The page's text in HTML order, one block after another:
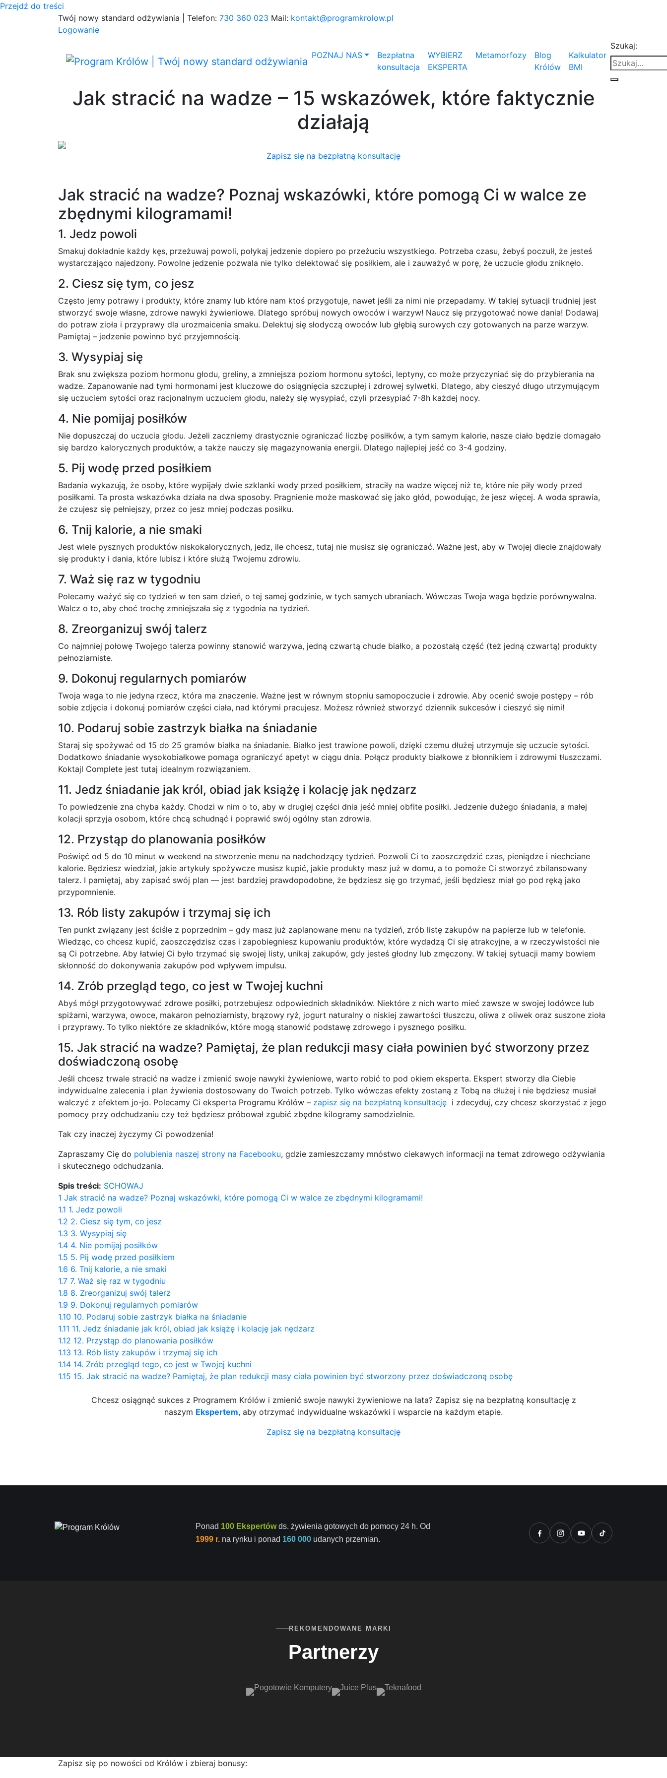
Przejdź do treści
Twój nowy standard odżywiania | Telefon: 730 360 023 Mail: kontakt@programkrolow.pl
Logowanie
POZNAJ NAS
Bezpłatna
konsultacja
WYBIERZ
EKSPERTA
Metamorfozy
Blog
Królów
Kalkulator
BMI
Szukaj:
Jak stracić na wadze – 15 wskazówek, które faktycznie
działają
Zapisz się na bezpłatną konsultację
Jak stracić na wadze? Poznaj wskazówki, które pomogą Ci w walce ze
zbędnymi kilogramami!
1. Jedz powoli
Smakuj dokładnie każdy kęs, przeżuwaj powoli, połykaj jedzenie dopiero po przeżuciu wszystkiego. Potrzeba czasu, żebyś poczulł, że jesteś
wystarczająco najedzony. Powolne jedzenie pozwala nie tylko delektować się posiłkiem, ale i zauważyć w porę, że uczucie głodu zniknęło.
2. Ciesz się tym, co jesz
Często jemy potrawy i produkty, które znamy lub które nam ktoś przygotuje, nawet jeśli za nimi nie przepadamy. W takiej sytuacji trudniej jest
stworzyć swoje własne, zdrowe nawyki żywieniowe. Dlatego spróbuj nowych owoców i warzyw! Naucz się przygotować nowe dania! Dodawaj
do potraw zioła i przyprawy dla urozmaicenia smaku. Delektuj się słodyczą owoców lub głębią surowych czy gotowanych na parze warzyw.
Pamiętaj – jedzenie powinno być przyjemnością.
3. Wysypiaj się
Brak snu zwiększa poziom hormonu głodu, greliny, a zmniejsza poziom hormonu sytości, leptyny, co może przyczyniać się do przybierania na
wadze. Zapanowanie nad tymi hormonami jest kluczowe do osiągnięcia szczupłej i zdrowej sylwetki. Dlatego, aby cieszyć długo utrzymującym
się uczuciem sytości oraz racjonalnym uczuciem głodu, należy się wysypiać, czyli przesypiać 7-8h każdej nocy.
4. Nie pomijaj posiłków
Nie dopuszczaj do uczucia głodu. Jeżeli zaczniemy drastycznie ograniczać liczbę posiłków, a tym samym kalorie, nasze ciało będzie domagało
się bardzo kalorycznych produktów, a także nauczy się magazynowania energii. Dlatego najlepiej jeść co 3-4 godziny.
5. Pij wodę przed posiłkiem
Badania wykazują, że osoby, które wypijały dwie szklanki wody przed posiłkiem, straciły na wadze więcej niż te, które nie piły wody przed
posiłkami. Ta prosta wskazówka działa na dwa sposoby. Pragnienie może maskować się jako głód, powodując, że jesz więcej. A woda sprawia,
że czujesz się pełniejszy, przez co jesz mniej podczas posiłku.
6. Tnij kalorie, a nie smaki
Jest wiele pysznych produktów niskokalorycznych, jedz, ile chcesz, tutaj nie musisz się ograniczać. Ważne jest, aby w Twojej diecie znajdowały
się produkty i dania, które lubisz i które służą Twojemu zdrowiu.
7. Waż się raz w tygodniu
Polecamy ważyć się co tydzień w ten sam dzień, o tej samej godzinie, w tych samych ubraniach. Wówczas Twoja waga będzie porównywalna.
Walcz o to, aby choć trochę zmniejszała się z tygodnia na tydzień.
8. Zreorganizuj swój talerz
Co najmniej połowę Twojego talerza powinny stanowić warzywa, jedną czwartą chude białko, a pozostałą część (też jedną czwartą) produkty
pełnoziarniste.
9. Dokonuj regularnych pomiarów
Twoja waga to nie jedyna rzecz, która ma znaczenie. Ważne jest w równym stopniu samopoczucie i zdrowie. Aby ocenić swoje postępy – rób
sobie zdjęcia i dokonuj pomiarów części ciała, nad którymi pracujesz. Możesz również stworzyć dziennik sukcesów i cieszyć się nimi!
10. Podaruj sobie zastrzyk białka na śniadanie
Staraj się spożywać od 15 do 25 gramów białka na śniadanie. Białko jest trawione powoli, dzięki czemu dłużej utrzymuje się uczucie sytości.
Dodatkowo śniadanie wysokobiałkowe pomaga ograniczyć apetyt w ciągu dnia. Połącz produkty białkowe z błonnikiem i zdrowymi tłuszczami.
Koktajl Complete jest tutaj idealnym rozwiązaniem.
11. Jedz śniadanie jak król, obiad jak książę i kolację jak nędzarz
To powiedzenie zna chyba każdy. Chodzi w nim o to, aby w drugiej części dnia jeść mniej obfite posiłki. Jedzenie dużego śniadania, a małej
kolacji sprzyja osobom, które chcą schudnąć i poprawić swój ogólny stan zdrowia.
12. Przystąp do planowania posiłków
Poświęć od 5 do 10 minut w weekend na stworzenie menu na nadchodzący tydzień. Pozwoli Ci to zaoszczędzić czas, pieniądze i niechciane
kalorie. Będziesz wiedział, jakie artykuły spożywcze musisz kupić, jakie produkty masz już w domu, a to pomoże Ci stworzyć zbilansowany
talerz. I pamiętaj, aby zapisać swój plan — jest bardziej prawdopodobne, że będziesz się go trzymać, jeśli będziesz miał go pod ręką jako
przypomnienie.
13. Rób listy zakupów i trzymaj się ich
Ten punkt związany jest ściśle z poprzednim – gdy masz już zaplanowane menu na tydzień, zrób listę zakupów na papierze lub w telefonie.
Wiedząc, co chcesz kupić, zaoszczędzisz czas i zapobiegniesz kupowaniu produktów, które wydadzą Ci się atrakcyjne, a w rzeczywistości nie
są Ci potrzebne. Aby łatwiej Ci było trzymać się swojej listy, unikaj zakupów, gdy jesteś głodny lub zmęczony. W takiej sytuacji mamy bowiem
skłonność do dokonywania zakupów pod wpływem impulsu.
14. Zrób przegląd tego, co jest w Twojej kuchni
Abyś mógł przygotowywać zdrowe posiłki, potrzebujesz odpowiednich składników. Niektóre z nich warto mieć zawsze w swojej lodówce lub
spiżarni, warzywa, owoce, makaron pełnoziarnisty, brązowy ryż, jogurt naturalny o niskiej zawartości tłuszczu, oliwa z oliwek oraz suszone zioła
i przyprawy. To tylko niektóre ze składników, które mogą stanowić podstawę zdrowego i pysznego posiłku.
15. Jak stracić na wadze? Pamiętaj, że plan redukcji masy ciała powinien być stworzony przez
doświadczoną osobę
Jeśli chcesz trwale stracić na wadze i zmienić swoje nawyki żywieniowe, warto robić to pod okiem eksperta. Ekspert stworzy dla Ciebie
indywidualne zalecenia i plan żywienia dostosowany do Twoich potrzeb. Tylko wówczas efekty zostaną z Tobą na dłużej i nie będziesz musiał
walczyć z efektem jo-jo. Polecamy Ci eksperta Programu Królów – zapisz się na bezpłatną konsultację i zdecyduj, czy chcesz skorzystać z jego
pomocy przy odchudzaniu czy też będziesz próbował zgubić zbędne kilogramy samodzielnie.
Tak czy inaczej życzymy Ci powodzenia!
Zapraszamy Cię do polubienia naszej strony na Facebooku, gdzie zamieszczamy mnóstwo ciekawych informacji na temat zdrowego odżywiania
i skutecznego odchudzania.
Spis treści: SCHOWAJ
1 Jak stracić na wadze? Poznaj wskazówki, które pomogą Ci w walce ze zbędnymi kilogramami!
1.1 1. Jedz powoli
1.2 2. Ciesz się tym, co jesz
1.3 3. Wysypiaj się
1.4 4. Nie pomijaj posiłków
1.5 5. Pij wodę przed posiłkiem
1.6 6. Tnij kalorie, a nie smaki
1.7 7. Waż się raz w tygodniu
1.8 8. Zreorganizuj swój talerz
1.9 9. Dokonuj regularnych pomiarów
1.10 10. Podaruj sobie zastrzyk białka na śniadanie
1.11 11. Jedz śniadanie jak król, obiad jak książę i kolację jak nędzarz
1.12 12. Przystąp do planowania posiłków
1.13 13. Rób listy zakupów i trzymaj się ich
1.14 14. Zrób przegląd tego, co jest w Twojej kuchni
1.15 15. Jak stracić na wadze? Pamiętaj, że plan redukcji masy ciała powinien być stworzony przez doświadczoną osobę
Chcesz osiągnąć sukces z Programem Królów i zmienić swoje nawyki żywieniowe na lata? Zapisz się na bezpłatną konsultację z
naszym Ekspertem, aby otrzymać indywidualne wskazówki i wsparcie na każdym etapie.
Zapisz się na bezpłatną konsultację
Ponad 100 Ekspertówds. żywienia gotowych do pomocy 24 h. Od
1999 r.na rynku i ponad 160 000udanych przemian.
REKOMENDOWANE MARKI
Partnerzy
Zapisz się po nowości od Królów i zbieraj bonusy: